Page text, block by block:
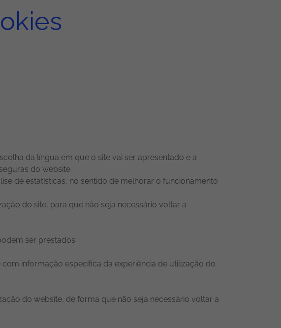
da língua em que o site vai ser apresentado e a
do website.
de estatísticas, no sentido de melhorar o funcionamento
do site, para que não seja necessário voltar a
ser prestados.
informação específica da experiência de utilização do
do website, de forma que não seja necessário voltar a